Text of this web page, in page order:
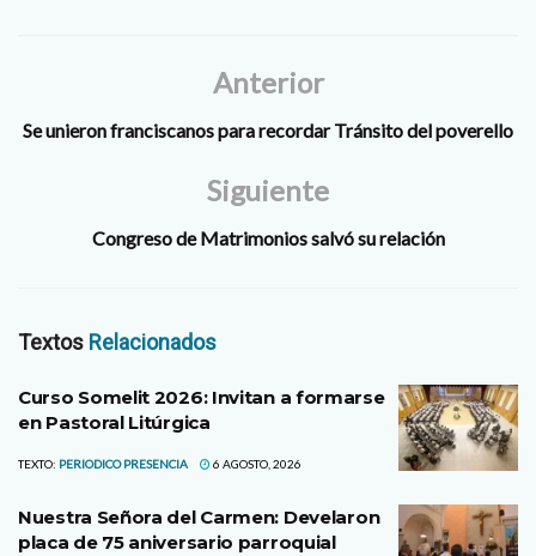
Anterior
Se unieron franciscanos para recordar Tránsito del poverello
Siguiente
Congreso de Matrimonios salvó su relación
Textos Relacionados
Curso Somelit 2026: Invitan a formarse
en Pastoral Litúrgica
TEXTO: PERIODICO PRESENCIA 6 AGOSTO, 2026
Nuestra Señora del Carmen: Develaron
placa de 75 aniversario parroquial